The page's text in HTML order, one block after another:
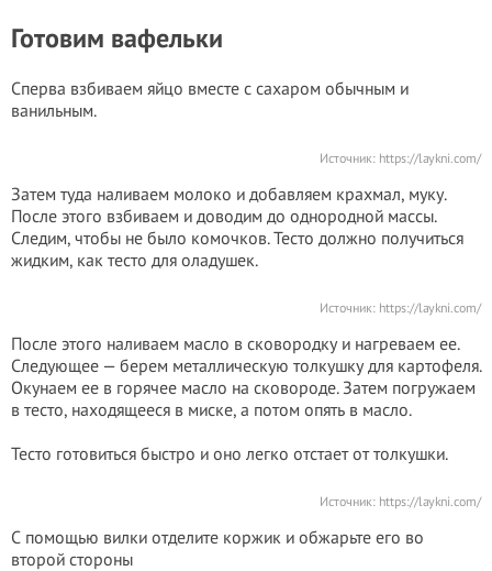
Готовим вафельки
Сперва взбиваем яйцо вместе с сахаром обычным и
ванильным.
Источник: https://laykni.com/
Затем туда наливаем молоко и добавляем крахмал, муку.
После этого взбиваем и доводим до однородной массы.
Следим, чтобы не было комочков. Тесто должно получиться
жидким, как тесто для оладушек.
Источник: https://laykni.com/
После этого наливаем масло в сковородку и нагреваем ее.
Следующее — берем металлическую толкушку для картофеля.
Окунаем ее в горячее масло на сковороде. Затем погружаем
в тесто, находящееся в миске, а потом опять в масло.
Тесто готовиться быстро и оно легко отстает от толкушки.
Источник: https://laykni.com/
С помощью вилки отделите коржик и обжарьте его во
второй стороны